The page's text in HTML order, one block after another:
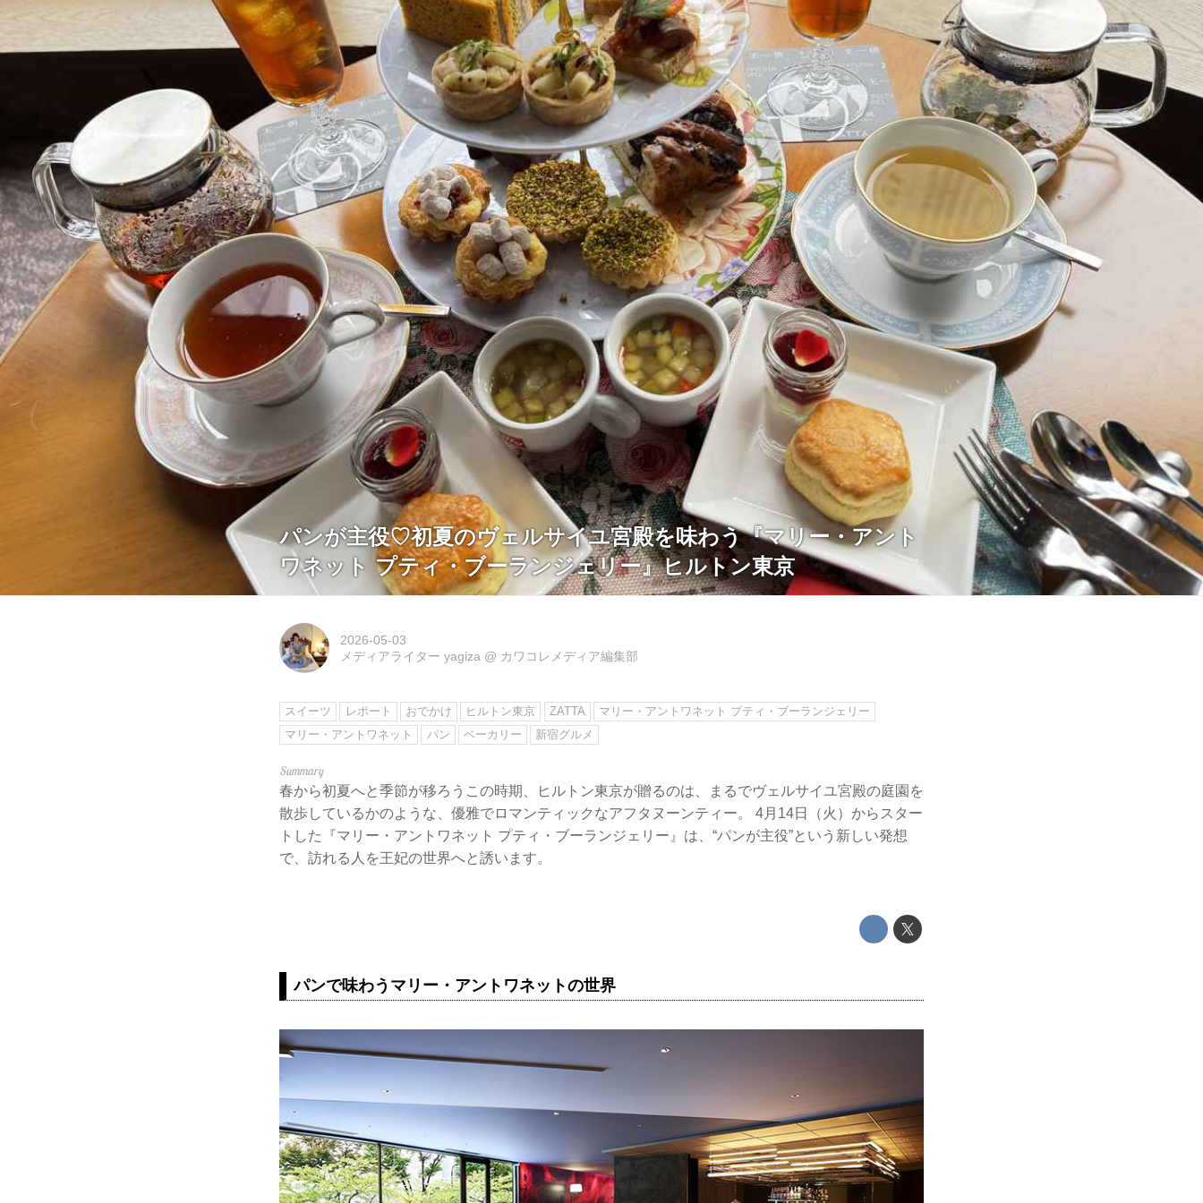
パンが主役♡初夏のヴェルサイユ宮殿を味わう『マリー・アント
ワネット プティ・ブーランジェリー』ヒルトン東京
2026-05-03
メディアライター yagiza @ カワコレメディア編集部
スイーツ レポート おでかけ ヒルトン東京 ZATTA
マリー・アントワネット プティ・ブーランジェリー
マリー・アントワネット
パン ベーカリー 新宿グルメ
春から初夏へと季節が移ろうこの時期、ヒルトン東京が贈るのは、まるでヴェルサイユ宮殿の庭園を
散歩しているかのような、優雅でロマンティックなアフタヌーンティー。 4月14日（火）からスター
トした『マリー・アントワネット プティ・ブーランジェリー』は、“パンが主役”という新しい発想
で、訪れる人を王妃の世界へと誘います。
パンで味わうマリー・アントワネットの世界